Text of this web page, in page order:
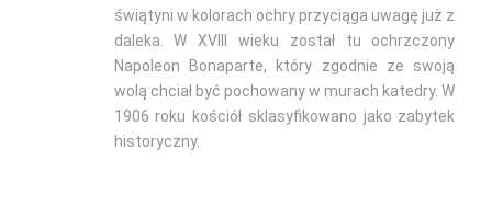
świątyni w kolorach ochry przyciąga uwagę już z
daleka. W XVIII wieku został tu ochrzczony
Napoleon Bonaparte, który zgodnie ze swoją
wolą chciał być pochowany w murach katedry. W
1906 roku kościół sklasyfikowano jako zabytek
historyczny.